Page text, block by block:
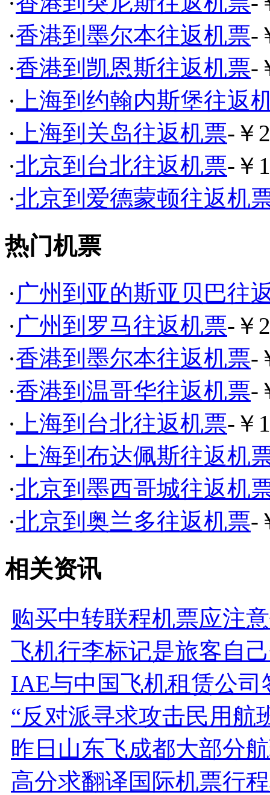
·香港到墨尔本往返机票-
·香港到凯恩斯往返机票-
· 上海到约翰内斯堡往返
· 上海到关岛往返机票-￥
·北京到台北往返机票-￥
·北京到爱德蒙顿往返机
热门机票
·广州到亚的斯亚贝巴往
·广州到罗马往返机票-￥
·香港到墨尔本往返机票-
·香港到温哥华往返机票-
· 上海到台北往返机票-￥
· 上海到布达佩斯往返机
·北京到墨西哥城往返机
·北京到奥兰多往返机票-
相关资讯
购买中转联程机票应注
飞机行李标记是旅客自
IAE与中国飞机租赁公司
“反对派寻求攻击民用航
昨日山东飞成都大部分
高分求翻译国际机票行